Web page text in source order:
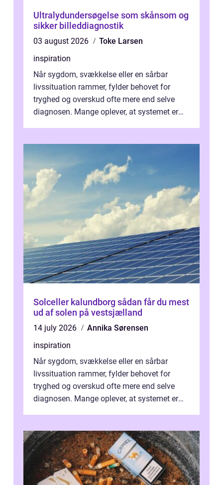
Ultralydundersøgelse som skånsom og
sikker billeddiagnostik
03 august 2026
Toke Larsen
inspiration
Når sygdom, svækkelse eller en sårbar
livssituation rammer, fylder behovet for
tryghed og overskud ofte mere end selve
diagnosen. Mange oplever, at systemet er
Solceller kalundborg sådan får du mest
ud af solen på vestsjælland
14 july 2026
Annika Sørensen
inspiration
Når sygdom, svækkelse eller en sårbar
livssituation rammer, fylder behovet for
tryghed og overskud ofte mere end selve
diagnosen. Mange oplever, at systemet er